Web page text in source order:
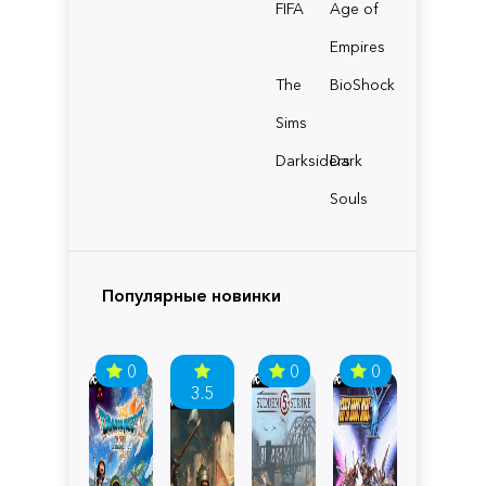
FIFA
Age of
Empires
The
Sims
BioShock
Darksiders
Dark
Souls
Популярные новинки
0
3.5
0 0